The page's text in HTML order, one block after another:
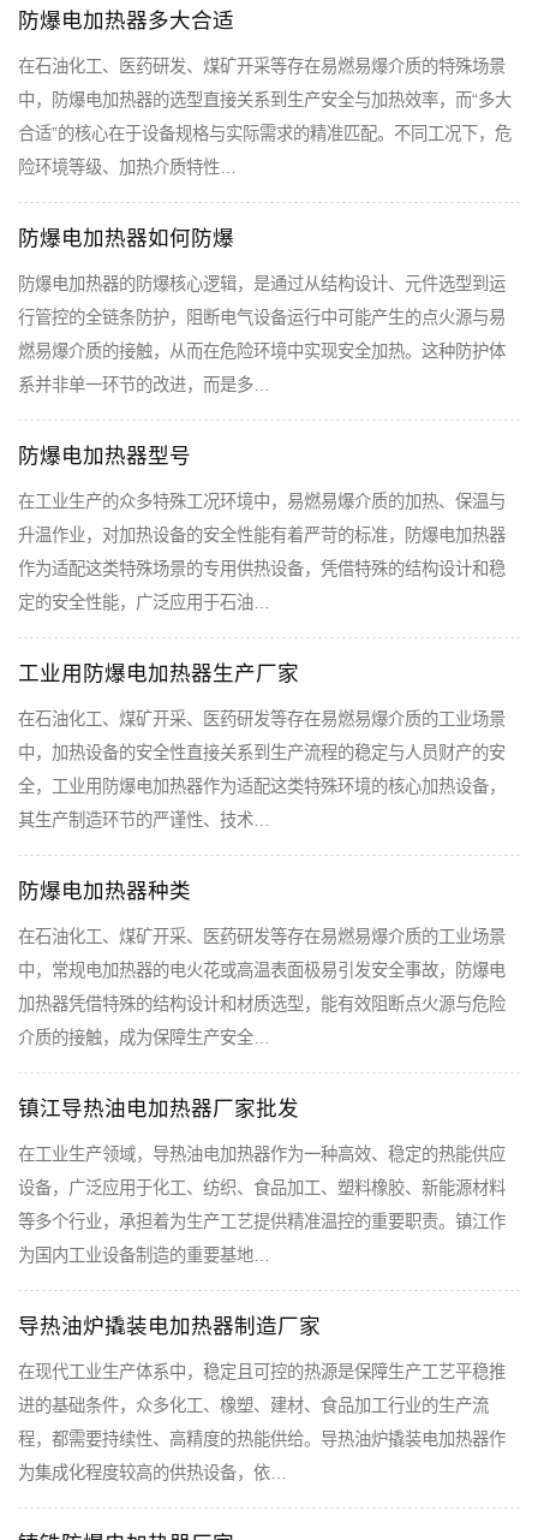
防爆电加热器多大合适
在石油化工、医药研发、煤矿开采等存在易燃易爆介质的特殊场景
中，防爆电加热器的选型直接关系到生产安全与加热效率，而“多大
合适”的核心在于设备规格与实际需求的精准匹配。不同工况下，危
险环境等级、加热介质特性…
防爆电加热器如何防爆
防爆电加热器的防爆核心逻辑，是通过从结构设计、元件选型到运
行管控的全链条防护，阻断电气设备运行中可能产生的点火源与易
燃易爆介质的接触，从而在危险环境中实现安全加热。这种防护体
系并非单一环节的改进，而是多…
防爆电加热器型号
在工业生产的众多特殊工况环境中，易燃易爆介质的加热、保温与
升温作业，对加热设备的安全性能有着严苛的标准，防爆电加热器
作为适配这类特殊场景的专用供热设备，凭借特殊的结构设计和稳
定的安全性能，广泛应用于石油…
工业用防爆电加热器生产厂家
在石油化工、煤矿开采、医药研发等存在易燃易爆介质的工业场景
中，加热设备的安全性直接关系到生产流程的稳定与人员财产的安
全，工业用防爆电加热器作为适配这类特殊环境的核心加热设备，
其生产制造环节的严谨性、技术…
防爆电加热器种类
在石油化工、煤矿开采、医药研发等存在易燃易爆介质的工业场景
中，常规电加热器的电火花或高温表面极易引发安全事故，防爆电
加热器凭借特殊的结构设计和材质选型，能有效阻断点火源与危险
介质的接触，成为保障生产安全…
镇江导热油电加热器厂家批发
在工业生产领域，导热油电加热器作为一种高效、稳定的热能供应
设备，广泛应用于化工、纺织、食品加工、塑料橡胶、新能源材料
等多个行业，承担着为生产工艺提供精准温控的重要职责。镇江作
为国内工业设备制造的重要基地…
导热油炉撬装电加热器制造厂家
在现代工业生产体系中，稳定且可控的热源是保障生产工艺平稳推
进的基础条件，众多化工、橡塑、建材、食品加工行业的生产流
程，都需要持续性、高精度的热能供给。导热油炉撬装电加热器作
为集成化程度较高的供热设备，依…